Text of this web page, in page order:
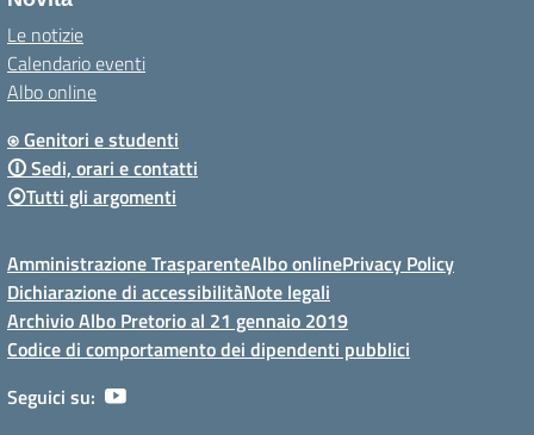
Le notizie
Calendario eventi
Albo online
⍟ Genitori e studenti
🛈 Sedi, orari e contatti
⦿Tutti gli argomenti
Amministrazione TrasparenteAlbo onlinePrivacy Policy
Dichiarazione di accessibilitàNote legali
Archivio Albo Pretorio al 21 gennaio 2019
Codice di comportamento dei dipendenti pubblici
Seguici su: